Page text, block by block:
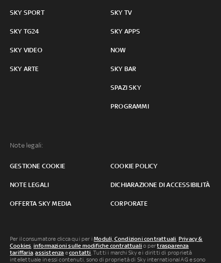
SKY SPORT
SKY TG24
SKY VIDEO
SKY ARTE
SKY TV
SKY APPS
NOW
SKY BAR
SPAZI SKY
PROGRAMMI
Note legali:
GESTIONE COOKIE COOKIE POLICY
NOTE LEGALI DICHIARAZIONE DI ACCESSIBILITÀ
OFFERTA SKY MEDIA CORPORATE
Per il consumatore clicca qui per iModuli, Condizioni contrattuali Privacy &
Cookies informazioni sulle modifiche contrattuali o pertrasparenza
tariffaria ,assistenza econtatti . Tutti i marchi Sky e i diritti di proprietà
intellettuale in essi contenuti, sono di proprietà di Sky international AG e sono